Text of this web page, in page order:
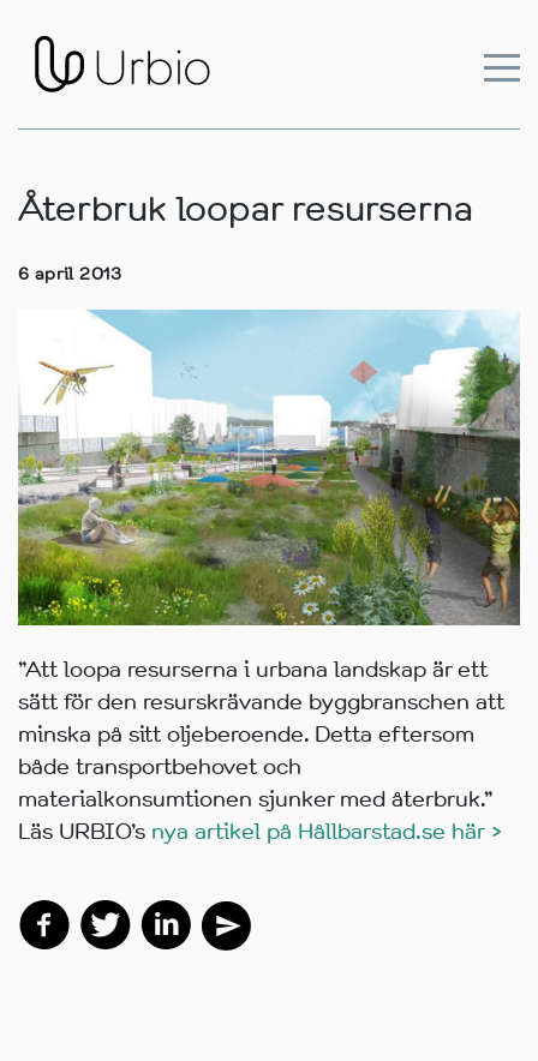
Återbruk loopar resurserna
6 april 2013
”Att loopa resurserna i urbana landskap är ett
sätt för den resurskrävande byggbranschen att
minska på sitt oljeberoende. Detta eftersom
både transportbehovet och
materialkonsumtionen sjunker med återbruk.”
Läs URBIO’s nya artikel på Hållbarstad.se här >